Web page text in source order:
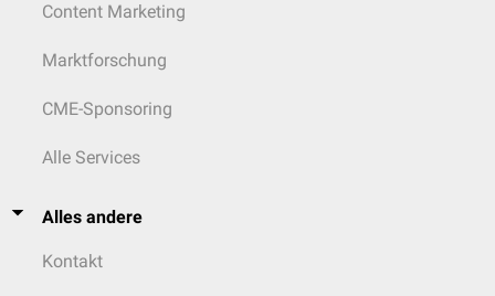
Content Marketing
Marktforschung
CME-Sponsoring
Alle Services
Alles andere
Kontakt